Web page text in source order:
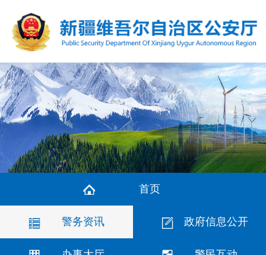
首页
警务资讯 政府信息公开